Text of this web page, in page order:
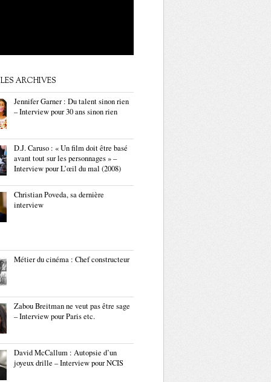
ARCHIVES
Jennifer Garner : Du talent sinon rien
– Interview pour 30 ans sinon rien
D.J. Caruso : « Un film doit être basé
avant tout sur les personnages » –
Interview pour L’œil du mal (2008)
Christian Poveda, sa dernière
interview
Métier du cinéma : Chef constructeur
Zabou Breitman ne veut pas être sage
– Interview pour Paris etc.
David McCallum : Autopsie d’un
joyeux drille – Interview pour NCIS